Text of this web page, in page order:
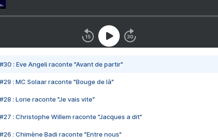
#30 : Eve Angeli raconte "Avant de partir"
#29 : MC Solaar raconte "Bouge de là"
#28 : Lorie raconte "Je vais vite"
#27 : Christophe Willem raconte "Jacques a dit"
#26 : Chimène Badi raconte "Entre nous"